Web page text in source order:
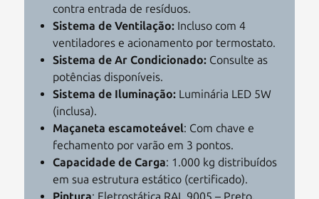
contra entrada de resíduos.
Sistema de Ventilação: Incluso com 4
ventiladores e acionamento por termostato.
Sistema de Ar Condicionado: Consulte as
potências disponíveis.
Sistema de Iluminação: Luminária LED 5W
(inclusa).
Maçaneta escamoteável: Com chave e
fechamento por varão em 3 pontos.
Capacidade de Carga: 1.000 kg distribuídos
em sua estrutura estático (certificado).